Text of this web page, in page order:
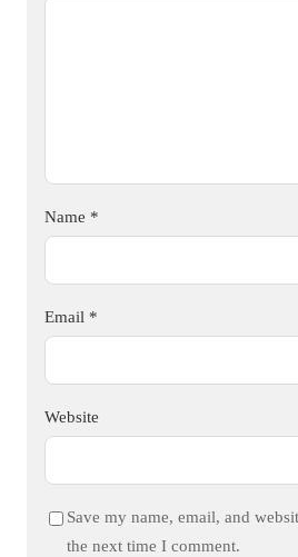
Name *
Email *
Website
Save my name, email, and
the next time I comment.